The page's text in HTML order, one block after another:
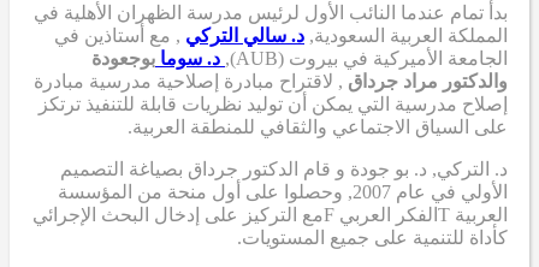
بدأ تمام عندما النائب الأول لرئيس مدرسة الظهران الأهلية في
المملكة العربية السعودية, د. سالي التركي , مع أستاذين في
الجامعة الأميركية في بيروت (AUB),
د. سوما بوجعودة
والدكتور مراد جرداق , لاقتراح مبادرة إصلاحية مدرسية مبادرة
إصلاح مدرسية التي يمكن أن توليد نظريات قابلة للتنفيذ ترتكز
على السياق الاجتماعي والثقافي للمنطقة العربية.
د. التركي, د. بو جودة و قام الدكتور جرداق بصياغة التصميم
الأولي في عام 2007,
وحصلوا على أول منحة من المؤسسة
العربية T الفكر العربي Fمع التركيز على إدخال البحث الإجرائي
كأداة للتنمية على جميع المستويات.